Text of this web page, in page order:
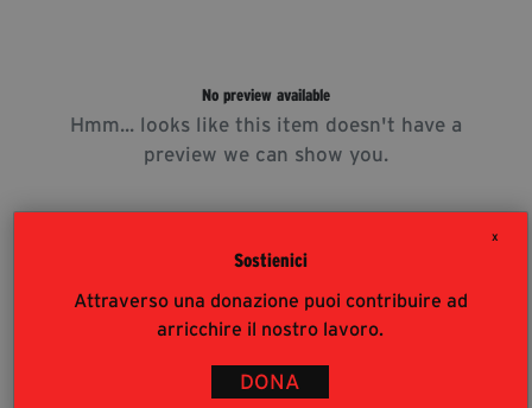
X
Sostienici
Attraverso una donazione puoi contribuire ad
arricchire il nostro lavoro.
DONA
Contatti
segreteria@tramefestival.it
No preview available
Hmm... looks like this item doesn't have a
preview we can show you.
Accrediti Stampa
Accrediti Stampa. L'accesso al festival ai
giornalisti risponde alle modalità di accesso del
pubblico (https://www.tramefestival.it/accesso-